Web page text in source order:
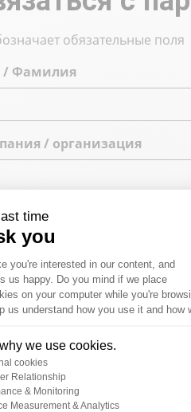
обязательные поля
/ Фамилия
/ организация
time
you
Management
you're interested in our content, and
us happy. Do you mind if we place
on your computer while you're
us understand how you use it and how
why we use cookies.
cookies
Relationship
& Monitoring
Measurement & Analytics
Axeptio consent